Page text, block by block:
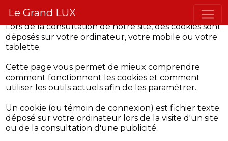
Le Grand LUX
CONFIDENTIALITÉ ET GESTION DES COOKIES
Lors de la consultation de notre site, des cookies sont
déposés sur votre ordinateur, votre mobile ou votre
tablette.
Cette page vous permet de mieux comprendre
comment fonctionnent les cookies et comment
utiliser les outils actuels afin de les paramétrer.
Un cookie (ou témoin de connexion) est fichier texte
déposé sur votre ordinateur lors de la visite d'un site
ou de la consultation d'une publicité.